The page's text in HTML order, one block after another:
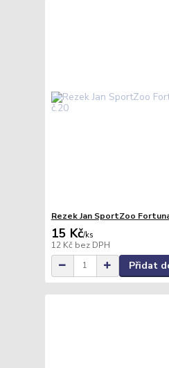
Rezek Jan SportZoo
15 Kč/ks
12 Kč bez DPH
Přidat